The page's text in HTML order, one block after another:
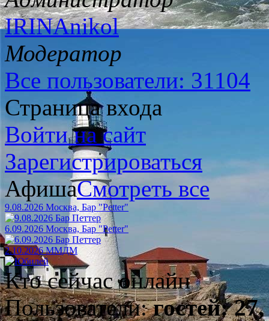
IRINAnikol
Модератор
Все пользователи: 31104
Страница входа
Войти на сайт
Зарегистрироваться
АфишаСмотреть все
9.08.2026 Москва, Бар "Petter"
6.09.2026 Москва, Бар "Petter"
2.10.2026 ММДМ
Кто сейчас онлайн
Пользователи:гостей: